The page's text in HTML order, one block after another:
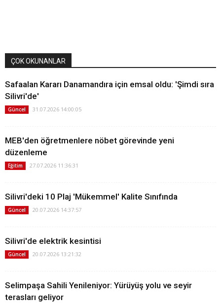
ÇOK OKUNANLAR
Safaalan Kararı Danamandıra için emsal oldu: 'Şimdi sıra
Silivri'de'
Güncel 31.07.2026 14:00:05
MEB'den öğretmenlere nöbet görevinde yeni
düzenleme
Eğitim 27.07.2026 11:36:31
Silivri'deki 10 Plaj 'Mükemmel' Kalite Sınıfında
Güncel 20.07.2026 14:37:57
Silivri'de elektrik kesintisi
Güncel 20.07.2026 13:21:32
Selimpaşa Sahili Yenileniyor: Yürüyüş yolu ve seyir
terasları geliyor